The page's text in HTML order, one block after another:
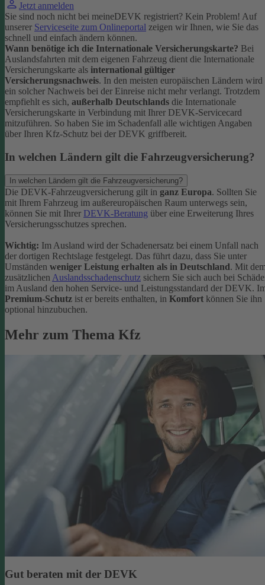
Jetzt anmelden
Sie sind noch nicht bei meineDEVK registriert? Kein Problem! Auf
unserer Serviceseite zum Onlineportal zeigen wir Ihnen, wie Sie das
schnell und einfach ändern können.
Wann benötige ich die Internationale Versicherungskarte? Bei
Auslandsfahrten mit dem eigenen Fahrzeug dient die Internationale
Versicherungskarte als international gültiger
Versicherungsnachweis. In den meisten europäischen Ländern wird
ein solcher Nachweis bei der Einreise nicht mehr verlangt. Trotzdem
empfiehlt es sich, außerhalb Deutschlands die Internationale
Versicherungskarte in Verbindung mit Ihrer DEVK-Servicecard
mitzuführen. So haben Sie im Schadenfall alle wichtigen Angaben
über Ihren Kfz-Schutz bei der DEVK griffbereit.
In welchen Ländern gilt die Fahrzeugversicherung?
In welchen Ländern gilt die Fahrzeugversicherung?
Die DEVK-Fahrzeugversicherung gilt in ganz Europa. Sollten Sie
mit Ihrem Fahrzeug im außereuropäischen Raum unterwegs sein,
können Sie mit Ihrer DEVK-Beratung über eine Erweiterung Ihres
Versicherungsschutzes sprechen.
Wichtig: Im Ausland wird der Schadenersatz bei einem Unfall nach
der dortigen Rechtslage festgelegt. Das führt dazu, dass Sie unter
Umständen weniger Leistung erhalten als in Deutschland. Mit
zusätzlichenAuslandsschadenschutz sichern Sie sich auch bei
im Ausland den hohen Service- und Leistungsstandard der DEVK.
Premium-Schutz ist er bereits enthalten, in Komfort können Sie ihn
optional hinzubuchen.
Mehr zum Thema Kfz
Gut beraten mit der DEVK